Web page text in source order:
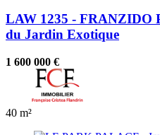
LAW 1235 - FRANZIDO
du Jardin Exotique
1 600 000 €
40 m²